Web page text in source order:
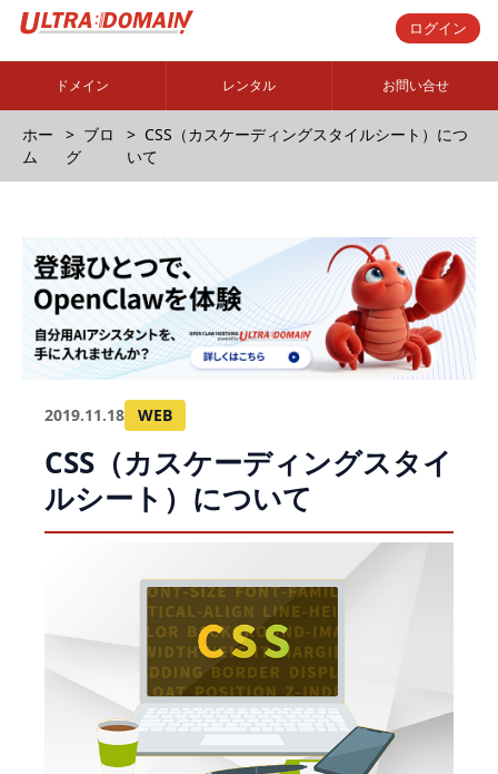
ログイン
ドメイン レンタル お問い合せ
ホー
ム
ブロ
グ
CSS（カスケーディングスタイルシート）につ
いて
2019.11.18 WEB
CSS（カスケーディングスタイ
ルシート）について